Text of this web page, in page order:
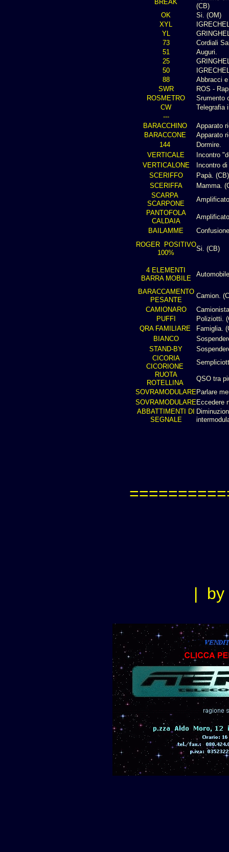
BREAK
(CB)
OK
Si. (OM)
XYL
YL
73
Cordiali
51
Auguri.
25
50
88
Abbracci
SWR
ROS -
ROSMETRO
Srumento
CW
Telegrafia
---
BARACCHINO
Apparato
BARACCONE
Apparato
144
Dormire.
VERTICALE
Incontro
VERTICALONE
Incontro
SCERIFFO
Papà. (CB)
SCERIFFA
Mamma.
SCARPA
SCARPONE
PANTOFOLA
CALDAIA
BAILAMME
ROGER POSITIVO
100%
Si. (CB)
4 ELEMENTI
BARRA MOBILE
BARACCAMENTO
PESANTE
Camion.
CAMIONARO
PUFFI
Poliziotti.
QRA FAMILIARE
Famiglia.
BIANCO
STAND-BY
CICORIA
CICORIONE
RUOTA
ROTELLINA
QSO tra
SOVRAMODULAREParlare
SOVRAMODULAREEccedere
ABBATTIMENTI DI
SEGNALE
|